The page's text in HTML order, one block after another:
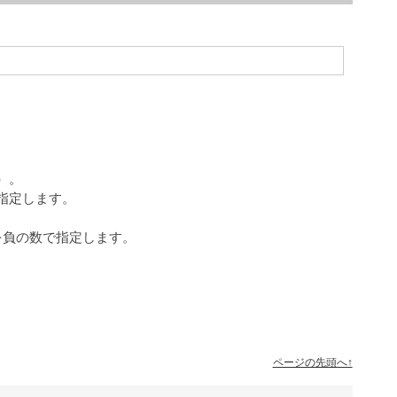
します。
の数で指定します。
ページの先頭へ↑